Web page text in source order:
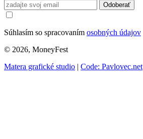
Odoberať
Súhlasím so spracovaním osobných údajov
© 2026, MoneyFest
Matera grafické studio | Code: Pavlovec.net